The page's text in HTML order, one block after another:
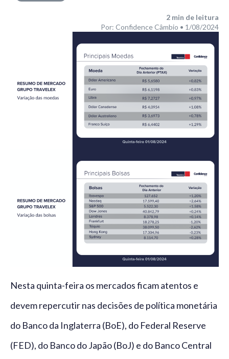
2 min de leitura
Por: Confidence Câmbio • 1/08/2024
Nesta quinta-feira os mercados ficam atentos e
devem repercutir nas decisões de política monetária
do Banco da Inglaterra (BoE), do Federal Reserve
(FED), do Banco do Japão (BoJ) e do Banco Central